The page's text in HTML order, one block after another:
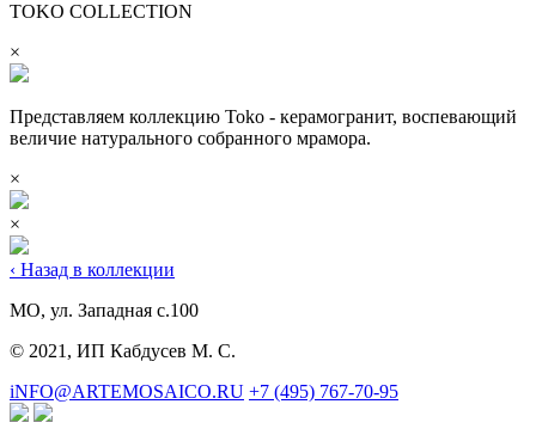
TOKO COLLECTION
×
Представляем коллекцию Toko - керамогранит, воспевающий
величие натурального собранного мрамора.
×
×
‹ Назад в коллекции
МО, ул. Западная с.100
© 2021, ИП Кабдусев М. С.
iNFO@ARTEMOSAICO.RU +7 (495) 767-70-95